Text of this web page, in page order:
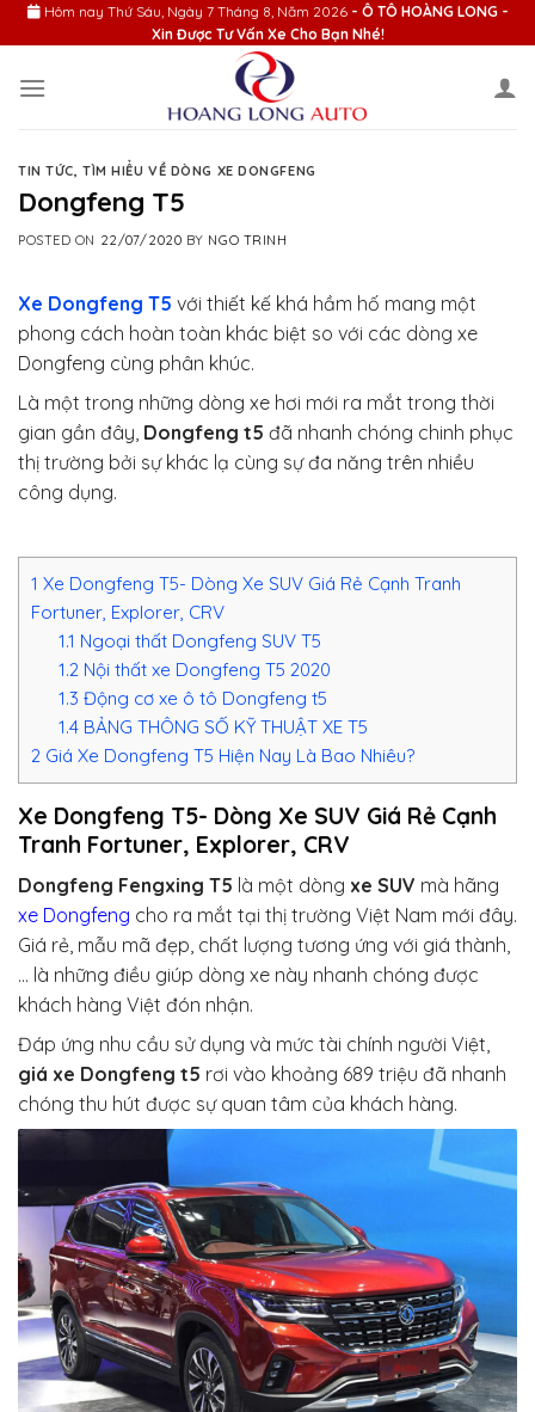
Skip
to
Hôm nay Thứ Sáu, Ngày 7 Tháng 8, Năm 2026 - Ô TÔ HOÀNG LONG -
Xin Được Tư Vấn Xe Cho Bạn Nhé!
TIN TỨC,TÌM HIỂU VỀ DÒNG XE DONGFENG
Dongfeng T5
POSTED ON 22/07/2020 BY NGO TRINH
Xe Dongfeng T5 với thiết kế khá hầm hố mang một
phong cách hoàn toàn khác biệt so với các dòng xe
Dongfeng cùng phân khúc.
Là một trong những dòng xe hơi mới ra mắt trong thời
gian gần đây, Dongfeng t5 đã nhanh chóng chinh phục
thị trường bởi sự khác lạ cùng sự đa năng trên nhiều
công dụng.
1 Xe Dongfeng T5- Dòng Xe SUV Giá Rẻ Cạnh Tranh
Fortuner, Explorer, CRV
1.1 Ngoại thất Dongfeng SUV T5
1.2 Nội thất xe Dongfeng T5 2020
1.3 Động cơ xe ô tô Dongfeng t5
1.4BẢNG THÔNG SỐ KỸ THUẬT XE T5
2 Giá Xe Dongfeng T5 Hiện Nay Là Bao Nhiêu?
Xe Dongfeng T5- Dòng Xe SUV Giá Rẻ Cạnh
Tranh Fortuner, Explorer, CRV
Dongfeng Fengxing T5 là một dòng xe SUV mà hãng
xe Dongfeng cho ra mắt tại thị trường Việt Nam mới đây.
Giá rẻ, mẫu mã đẹp, chất lượng tương ứng với giá thành,
… là những điều giúp dòng xe này nhanh chóng được
khách hàng Việt đón nhận.
Đáp ứng nhu cầu sử dụng và mức tài chính người Việt,
giá xe Dongfeng t5 rơi vào khoảng 689 triệu đã nhanh
chóng thu hút được sự quan tâm của khách hàng.